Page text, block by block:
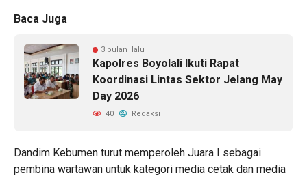
Baca Juga
3 bulan lalu
Kapolres Boyolali Ikuti Rapat
Koordinasi Lintas Sektor Jelang May
Day 2026
40 Redaksi
Dandim Kebumen turut memperoleh Juara I sebagai
pembina wartawan untuk kategori media cetak dan media